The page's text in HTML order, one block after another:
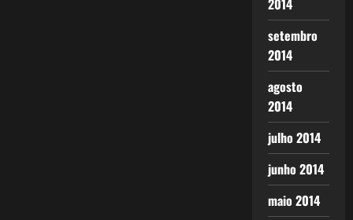
2014
setembro
2014
agosto
2014
julho 2014
junho 2014
maio 2014